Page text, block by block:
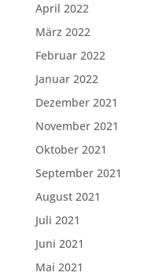
April 2022
März 2022
Februar 2022
Januar 2022
Dezember 2021
November 2021
Oktober 2021
September 2021
August 2021
Juli 2021
Juni 2021
Mai 2021